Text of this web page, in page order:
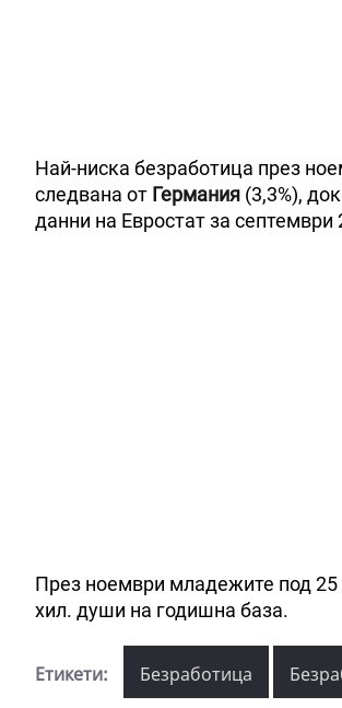
Най-ниска безработица през
следвана от Германия (3,3%),
данни на Евростат за септември
През ноември младежите под 25
хил. души на годишна база.
Етикети: Безработица